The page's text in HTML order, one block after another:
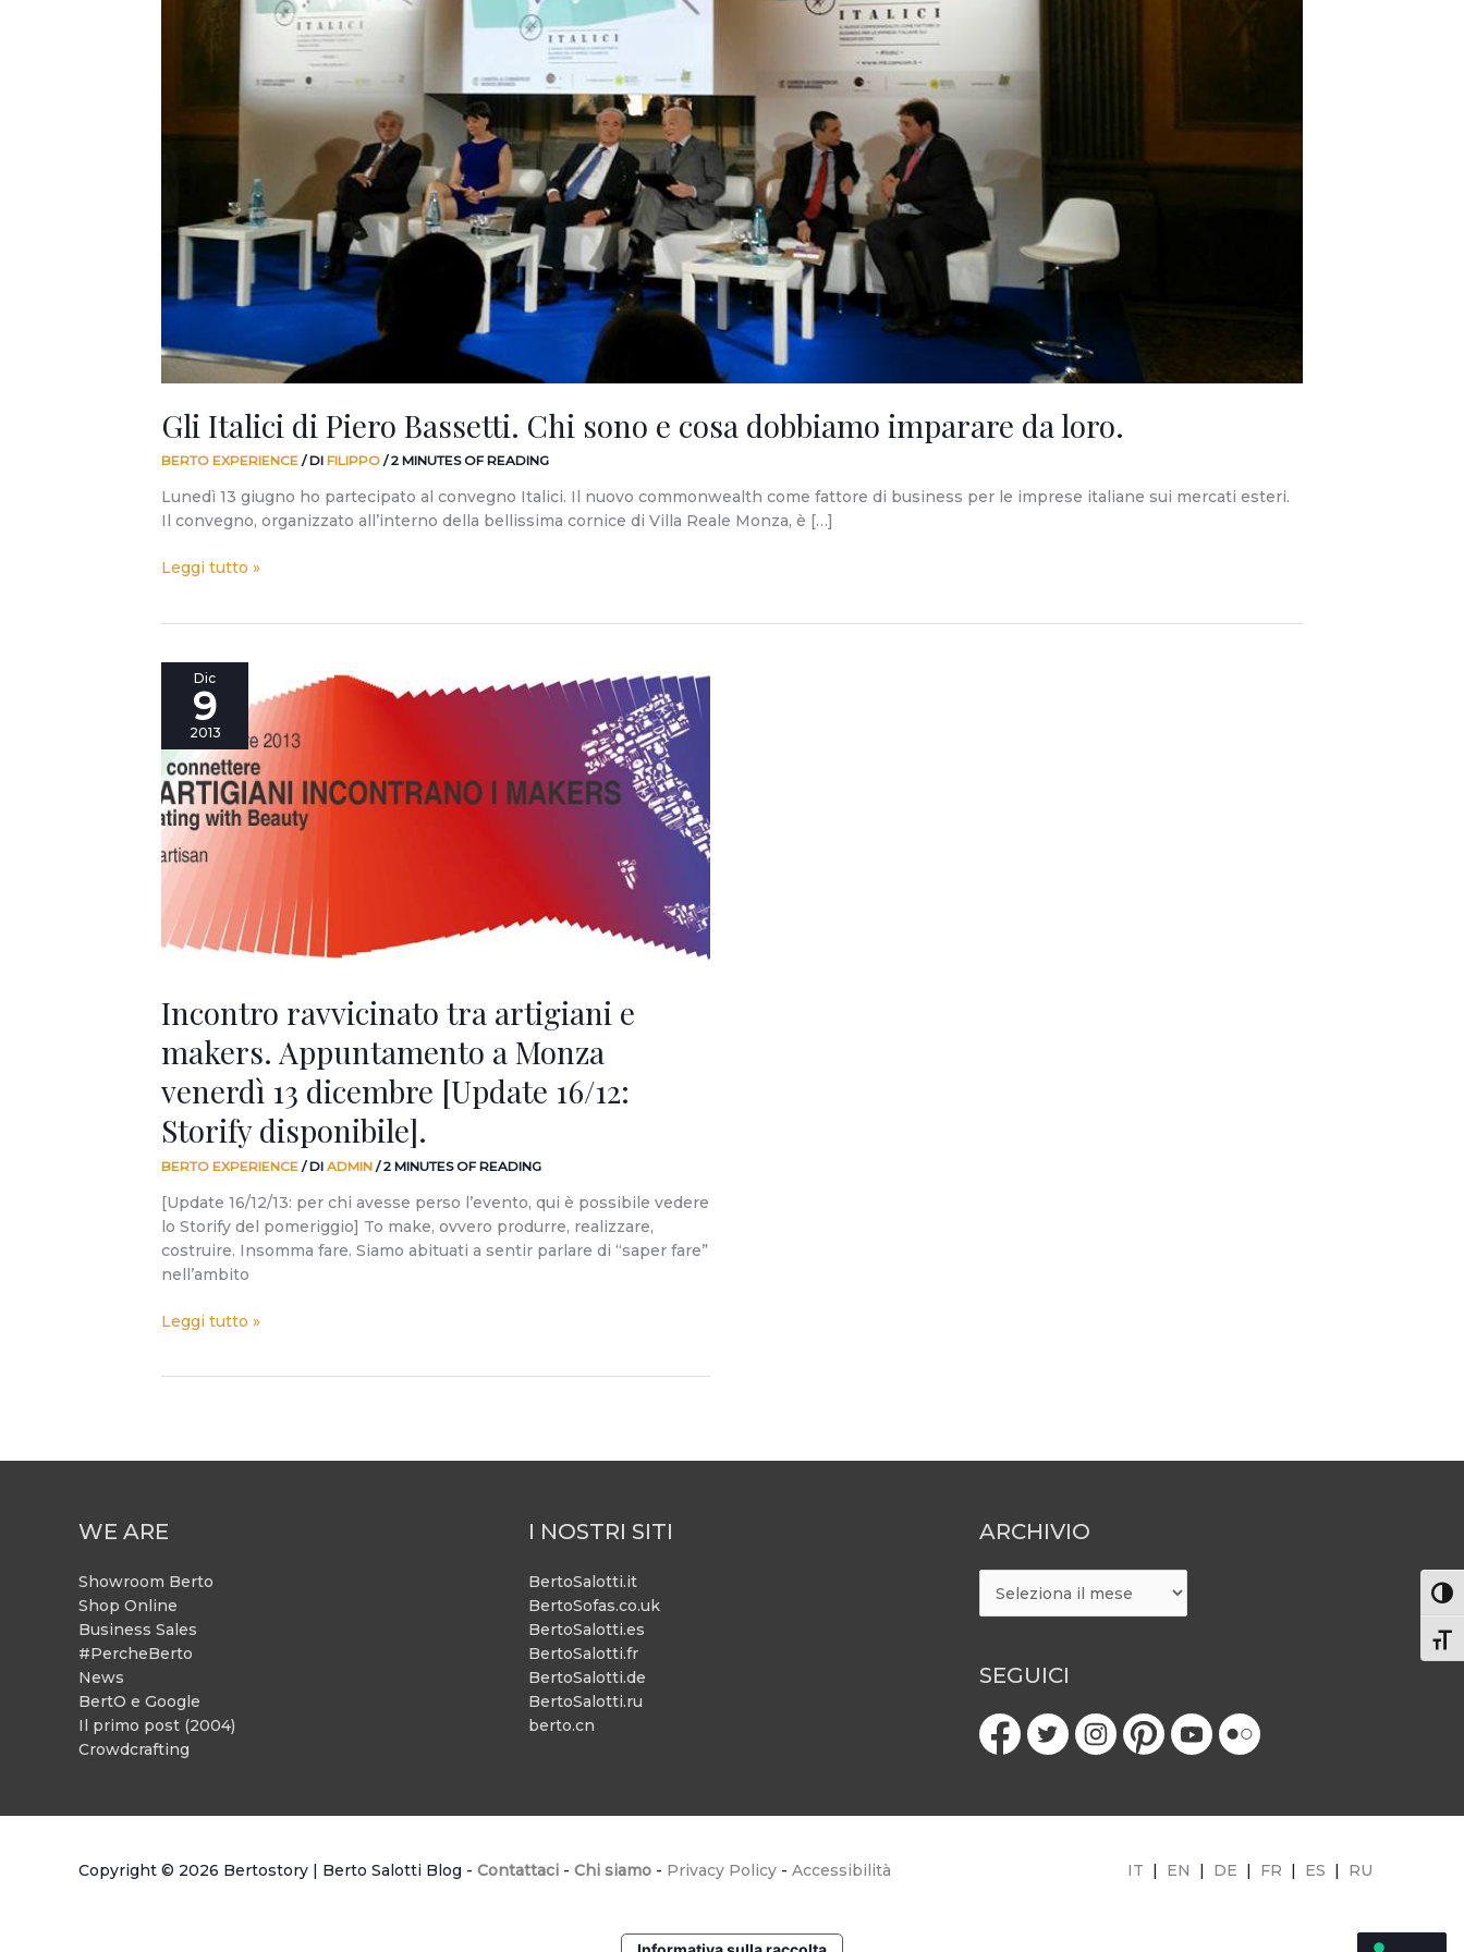
Gli Italici di Piero Bassetti. Chi sono e cosa dobbiamo imparare da loro.
BERTO EXPERIENCE / DI FILIPPO /2 MINUTES OF READING
Lunedì 13 giugno ho partecipato al convegno Italici. Il nuovo commonwealth come fattore di business per le imprese italiane sui mercati esteri.
Il convegno, organizzato all’interno della bellissima cornice di Villa Reale Monza, è […]
Leggi tutto »
Dic
9
2013
Incontro ravvicinato tra artigiani e
makers. Appuntamento a Monza
venerdì 13 dicembre [Update 16/12:
Storify disponibile].
BERTO EXPERIENCE / DI ADMIN /2 MINUTES OF READING
[Update 16/12/13: per chi avesse perso l’evento, qui è possibile vedere
lo Storify del pomeriggio] To make, ovvero produrre, realizzare,
costruire. Insomma fare. Siamo abituati a sentir parlare di “saper fare”
nell’ambito
Incontro
ravvicinato
e
makers.
Appuntamento
Monza
dicembre
Storify
Leggi tutto »
WE ARE
Showroom Berto
Shop Online
Business Sales
#PercheBerto
News
BertO e Google
Il primo post (2004)
Crowdcrafting
I NOSTRI SITI
BertoSalotti.it
BertoSofas.co.uk
BertoSalotti.es
BertoSalotti.fr
BertoSalotti.de
BertoSalotti.ru
berto.cn
ARCHIVIO
ARCHIVIO
SEGUICI
Copyright © 2026 Bertostory | Berto Salotti Blog - Contattaci - Chi siamo - Privacy Policy - Accessibilità IT EN DE FR ES RU